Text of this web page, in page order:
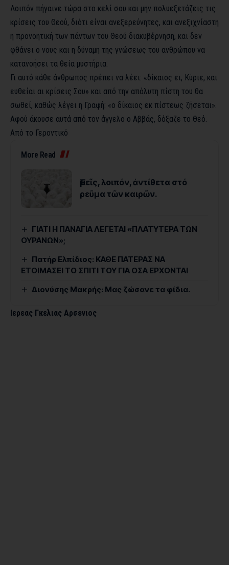
Λοιπόν πήγαινε τώρα στο κελί σου και μην πολυεξετάζεις τις
κρίσεις του Θεού, διότι είναι ανεξερεύνητες, και ανεξιχνίαστη
η προνοητική των πάντων του Θεού διακυβέρνηση, και δεν
φθάνει ο νους και η δύναμη της γνώσεως του ανθρώπου να
κατανοήσει τα θεία μυστήρια.
Γι αυτό κάθε άνθρωπος πρέπει να λέει: «δίκαιος ει, Κύριε, και
ευθείαι αι κρίσεις Σου» και από την απόλυτη πίστη του θα
σωθεί, καθώς λέγει η Γραφή: «ο δίκαιος εκ πίστεως ζήσεται».
Αφού άκουσε αυτά από τον άγγελο ο Αββάς, δόξαζε το Θεό.
Aπό το Γεροντικό
More Read
Ἐμεῖς, λοιπόν, ἀντίθετα στό
ρεῦμα τῶν καιρῶν.
ΓΙΑΤΙ Η ΠΑΝΑΓΙΑ ΛΕΓΕΤΑΙ «ΠΛΑΤΥΤΕΡΑ ΤΩΝ
ΟΥΡΑΝΩΝ»;
Πατήρ Ελπίδιος: ΚΑΘΕ ΠΑΤΕΡΑΣ ΝΑ
ΕΤΟΙΜΑΣΕΙ ΤΟ ΣΠΙΤΙ ΤΟΥ ΓΙΑ ΟΣΑ ΕΡΧΟΝΤΑΙ
Διονύσης Μακρής: Μας ζώσανε τα φίδια.
Ιερεας Γκελιας Αρσενιος